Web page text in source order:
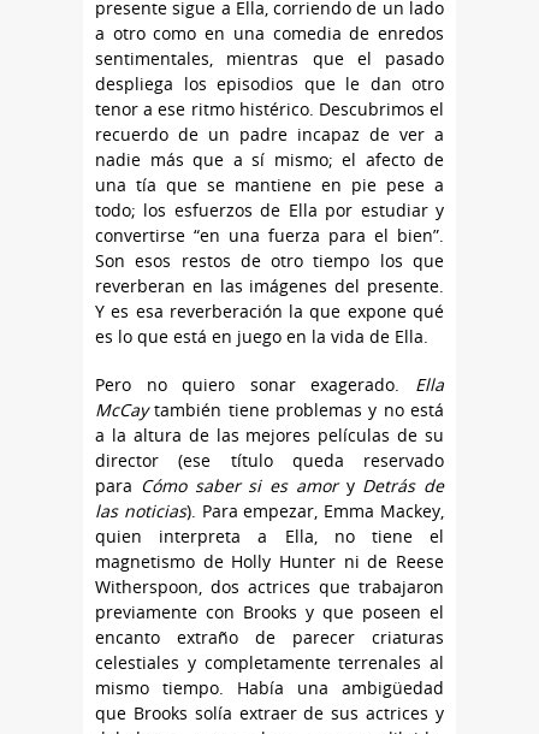
presente sigue a Ella, corriendo de un lado
a otro como en una comedia de enredos
sentimentales, mientras que el pasado
despliega los episodios que le dan otro
tenor a ese ritmo histérico. Descubrimos el
recuerdo de un padre incapaz de ver a
nadie más que a sí mismo; el afecto de
una tía que se mantiene en pie pese a
todo; los esfuerzos de Ella por estudiar y
convertirse “en una fuerza para el bien”.
Son esos restos de otro tiempo los que
reverberan en las imágenes del presente.
Y es esa reverberación la que expone qué
es lo que está en juego en la vida de Ella.
Pero no quiero sonar exagerado. Ella
McCaytambién tiene problemas y no está
a la altura de las mejores películas de su
director (ese título queda reservado
para Cómo saber si es amory Detrás de
las noticias). Para empezar, Emma Mackey,
quien interpreta a Ella, no tiene el
magnetismo de Holly Hunter ni de Reese
Witherspoon, dos actrices que trabajaron
previamente con Brooks y que poseen el
encanto extraño de parecer criaturas
celestiales y completamente terrenales al
mismo tiempo. Había una ambigüedad
que Brooks solía extraer de sus actrices y